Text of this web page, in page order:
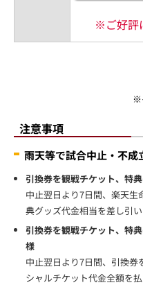
※ご好評
※
注意事項
雨天等で試合中止・不成
引換券を観戦チケット、特
中止翌日より7日間、楽天
典グッズ代金相当を差し引
引換券を観戦チケット、特
様
中止翌日より7日間、引換
シャルチケット代金全額を